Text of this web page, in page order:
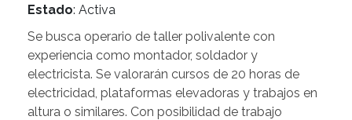
Estado: Activa
Se busca operario de taller polivalente con
experiencia como montador, soldador y
electricista. Se valorarán cursos de 20 horas de
electricidad, plataformas elevadoras y trabajos en
altura o similares. Con posibilidad de trabajo